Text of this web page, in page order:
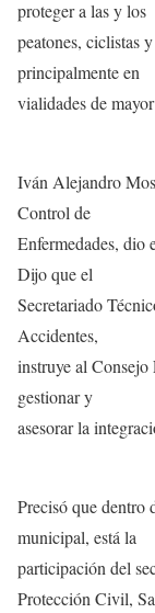
proteger a las y los
peatones, ciclistas
principalmente en
vialidades de
Iván Alejandro
Control de
Enfermedades, dio
Dijo que el
Secretariado
Accidentes,
instruye al Consejo
gestionar y
asesorar la
Precisó que dentro
municipal, está la
participación del
Protección Civil,